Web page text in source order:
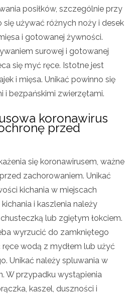
posiłków, szczególnie przy
się używać różnych noży i desek
i gotowanej żywności.
surowej i gotowanej
się myć ręce. Istotne jest
i mięsa. Unikać powinno się
i bezpańskimi zwierzętami.
koronawirus
przed
się koronawirusem, ważne
zachorowaniem. Unikać
kichania w miejscach
i kaszlenia należy
lub zgiętym łokciem.
wyrzucić do zamkniętego
wodą z mydłem lub użyć
Unikać należy spluwania w
W przypadku wystąpienia
kaszel, duszności i